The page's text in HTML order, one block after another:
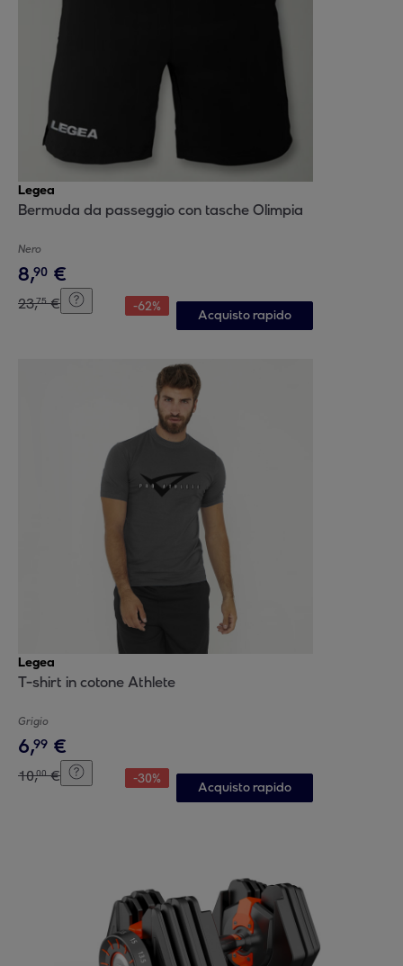
Legea
Bermuda da passeggio con tasche Olimpia
Nero
8,90 €
23,75 € -62%
Acquisto rapido
Legea
T-shirt in cotone Athlete
Grigio
6,99 €
10,00 € -30%
Acquisto rapido